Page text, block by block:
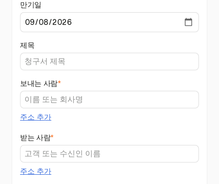
만기일
제목
보내는 사람*
주소 추가
받는 사람*
주소 추가